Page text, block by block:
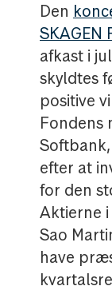
Den
SKAGEN
afkast i
skyldtes
positive
Fondens
efter at
for den
Aktierne
Sao
have